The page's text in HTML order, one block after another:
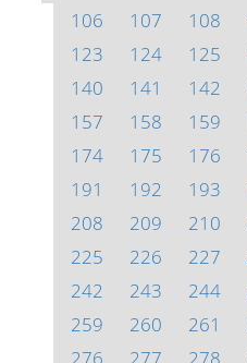
106
107 108
123
124 125
140
141 142
157
158 159
174
175 176
191
192 193
208
209 210
225
226 227
242
243 244
259
260 261